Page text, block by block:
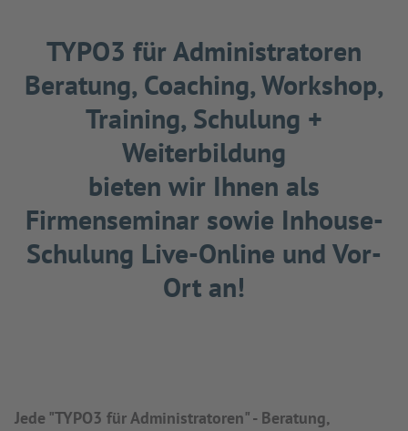
TYPO3 für Administratoren
Beratung, Coaching, Workshop,
Training, Schulung +
Weiterbildung
bieten wir Ihnen als
Firmenseminar sowie Inhouse-
Schulung Live-Online und Vor-
Ort an!
Jede "TYPO3 für Administratoren" - Beratung,